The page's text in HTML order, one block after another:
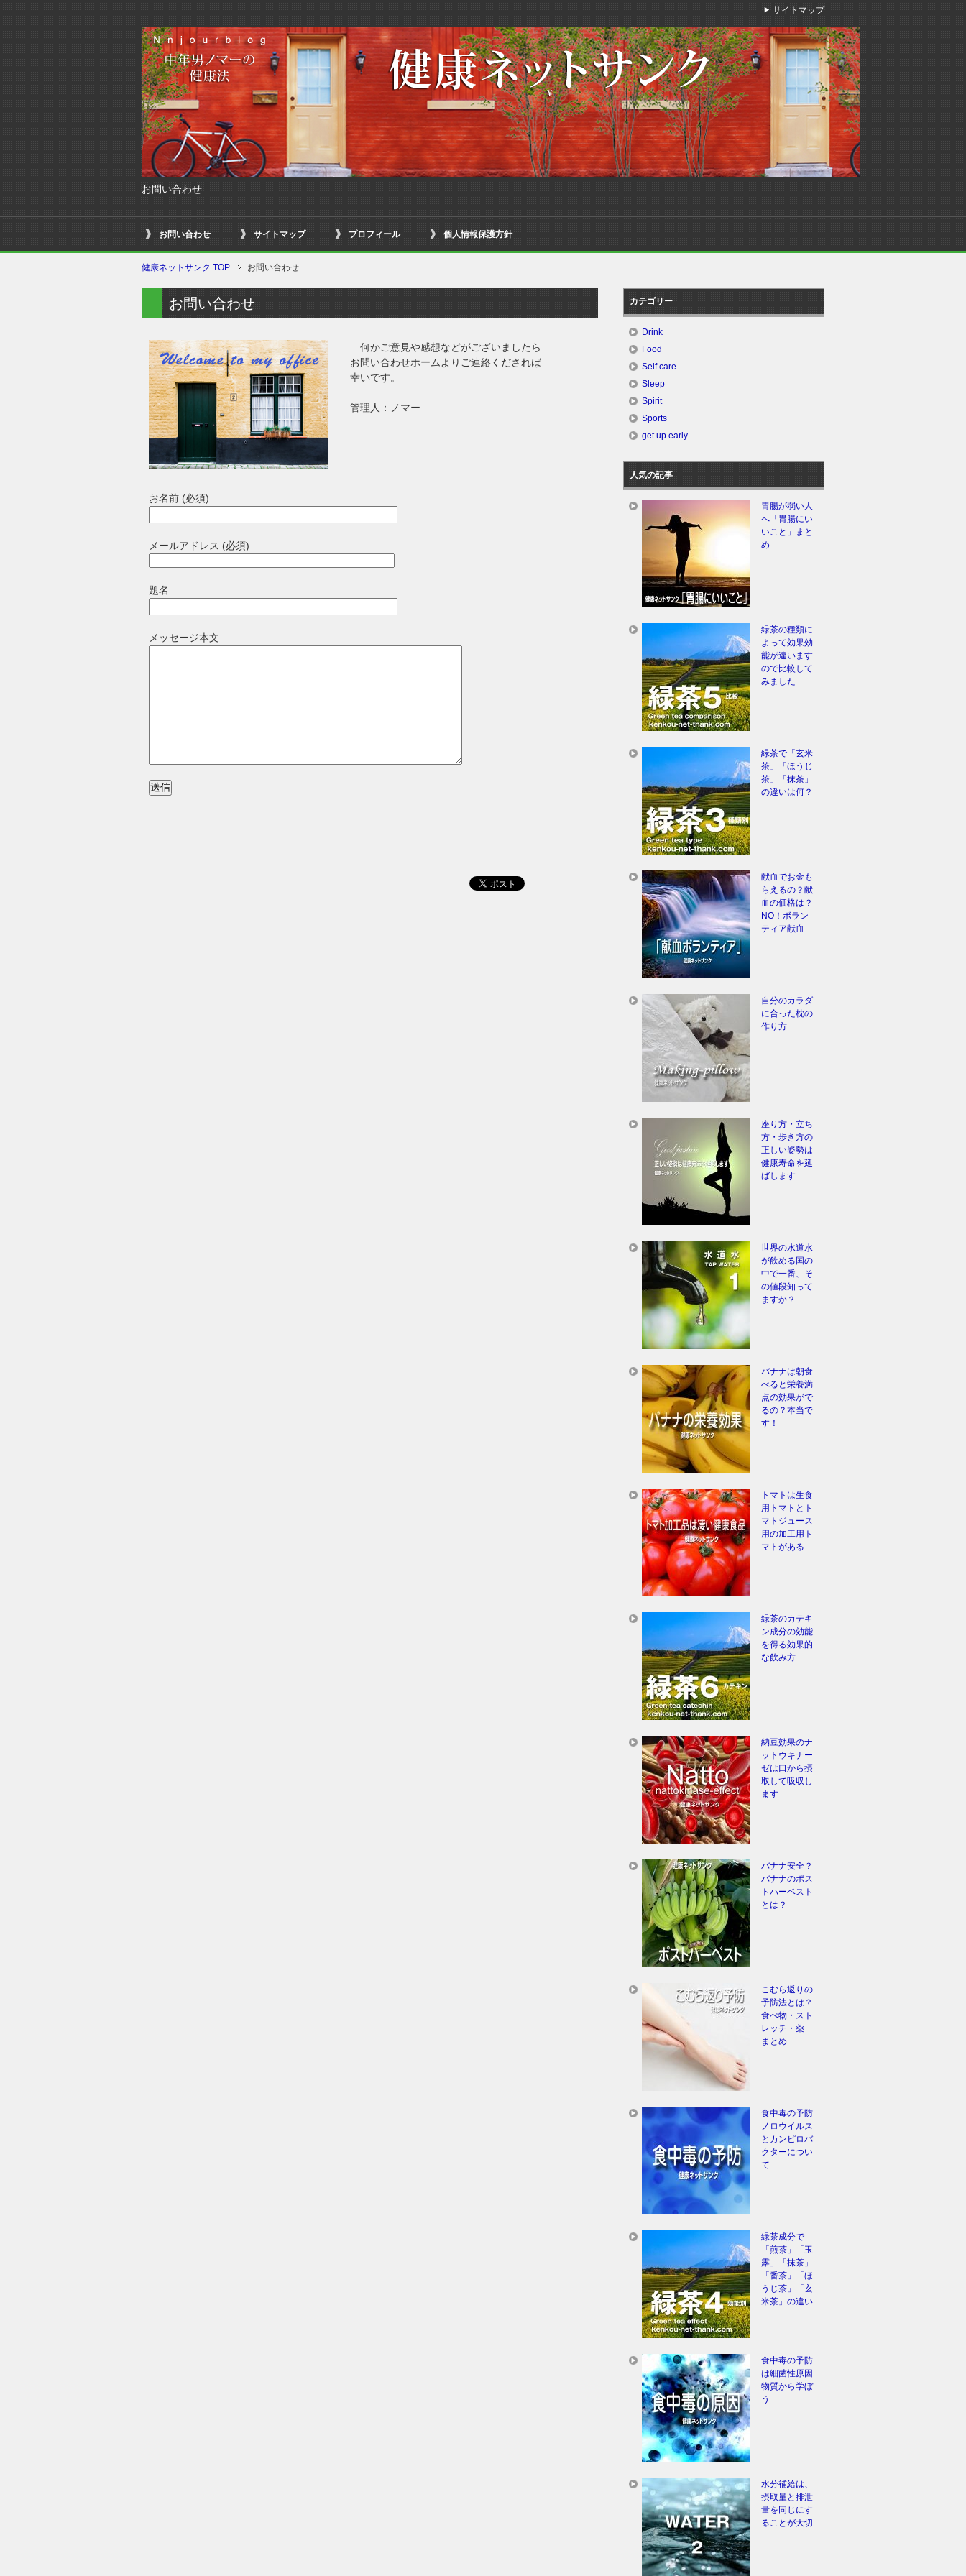
お問い合わせ
お問い合わせ サイトマップ プロフィール 個人情報保護方針
健康ネットサンク TOP お問い合わせ
お問い合わせ
何かご意見や感想などがございましたら
お問い合わせホームよりご連絡くだされば
幸いです。
管理人：ノマー
お名前 (必須)
メールアドレス (必須)
題名
メッセージ本文
カテゴリー
Drink
Food
Self care
Sleep
Spirit
Sports
get up early
人気の記事
胃腸が弱い人
へ「胃腸にい
いこと」まと
め
緑茶の種類に
よって効果効
能が違います
ので比較して
みました
緑茶で「玄米
茶」「ほうじ
茶」「抹茶」
の違いは何？
献血でお金も
らえるの？献
血の価格は？
NO！ボラン
ティア献血
自分のカラダ
に合った枕の
作り方
座り方・立ち
方・歩き方の
正しい姿勢は
健康寿命を延
ばします
世界の水道水
が飲める国の
中で一番、そ
の値段知って
ますか？
バナナは朝食
べると栄養満
点の効果がで
るの？本当で
す！
トマトは生食
用トマトとト
マトジュース
用の加工用ト
マトがある
緑茶のカテキ
ン成分の効能
を得る効果的
な飲み方
納豆効果のナ
ットウキナー
ゼは口から摂
取して吸収し
ます
バナナ安全？
バナナのポス
トハーベスト
とは？
こむら返りの
予防法とは？
食べ物・スト
レッチ・薬
まとめ
食中毒の予防
ノロウイルス
とカンピロバ
クターについ
て
緑茶成分で
「煎茶」「玉
露」「抹茶」
「番茶」「ほ
うじ茶」「玄
米茶」の違い
食中毒の予防
は細菌性原因
物質から学ぼ
う
水分補給は、
摂取量と排泄
量を同じにす
ることが大切
サイトマップ